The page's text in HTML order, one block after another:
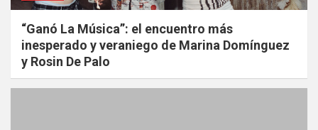
“Ganó La Música”: el encuentro más
inesperado y veraniego de Marina Domínguez
y Rosin De Palo